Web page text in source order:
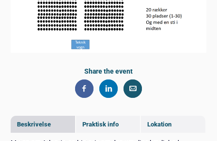
Beskrivelse Praktisk info Lokation
Share the event